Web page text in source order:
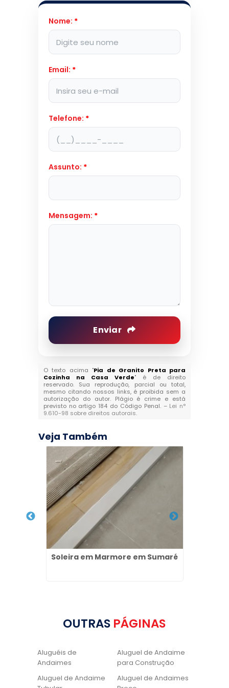
Nome: *
Email: *
Telefone: *
Assunto: *
Mensagem: *
Enviar
O texto acima "Pia de Granito Preta para
Cozinha na Casa Verde" é de direito
reservado. Sua reprodução, parcial ou total,
mesmo citando nossos links, é proibida sem a
autorização do autor. Plágio é crime e está
previsto no artigo 184 do Código Penal. – Lei n°
9.610-98 sobre direitos autorais.
Veja Também
Soleira em Marmore em Sumaré
OUTRAS PÁGINAS
Aluguéis de
Andaimes
Aluguel de Andaime
para Construção
Aluguel de Andaime
Aluguel de Andaimes